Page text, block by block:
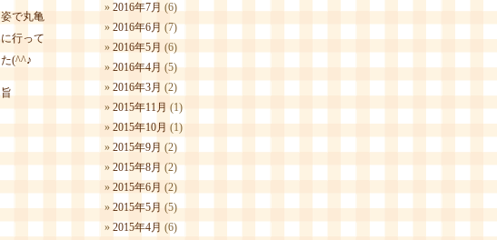
で丸亀
行って
(^^♪
2016年7月 (6)
2016年6月 (7)
2016年5月 (6)
2016年4月 (5)
2016年3月 (2)
2015年11月 (1)
2015年10月 (1)
2015年9月 (2)
2015年8月 (2)
2015年6月 (2)
2015年5月 (5)
2015年4月 (6)